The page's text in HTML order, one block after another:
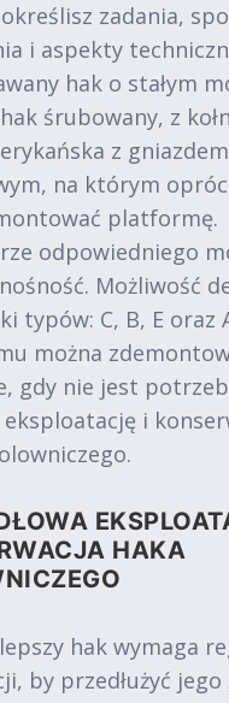
zadania,
i aspekty
hak o stałym
śrubowany, z
z gniazdem
na którym
platformę.
odpowiedniego
Możliwość
typów: C, B, E oraz
można
gdy nie jest
i
HAKA
hak wymaga
by przedłużyć